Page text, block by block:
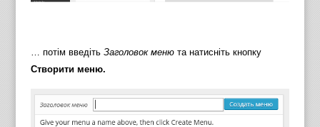
… потім введіть Заголовок менюта натисніть кнопку
Створити меню.